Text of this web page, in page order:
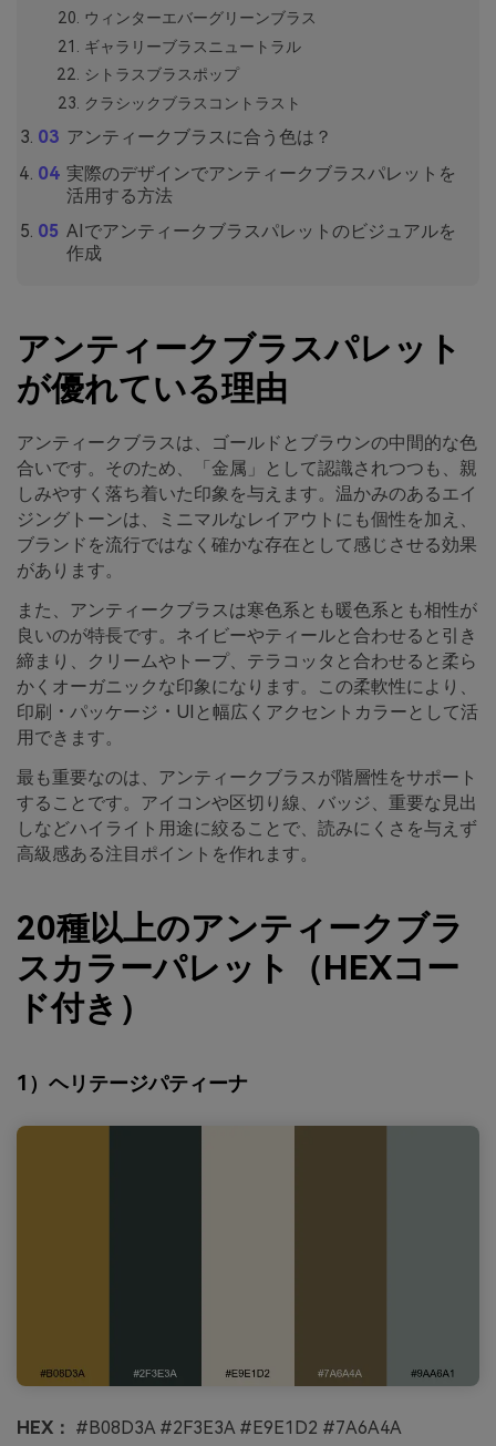
ウィンターエバーグリーンブラス
ギャラリーブラスニュートラル
シトラスブラスポップ
クラシックブラスコントラスト
アンティークブラスに合う色は？
実際のデザインでアンティークブラスパレットを
活用する方法
AIでアンティークブラスパレットのビジュアルを
作成
アンティークブラスパレット
が優れている理由
アンティークブラスは、ゴールドとブラウンの中間的な色
合いです。そのため、「金属」として認識されつつも、親
しみやすく落ち着いた印象を与えます。温かみのあるエイ
ジングトーンは、ミニマルなレイアウトにも個性を加え、
ブランドを流行ではなく確かな存在として感じさせる効果
があります。
また、アンティークブラスは寒色系とも暖色系とも相性が
良いのが特長です。ネイビーやティールと合わせると引き
締まり、クリームやトープ、テラコッタと合わせると柔ら
かくオーガニックな印象になります。この柔軟性により、
印刷・パッケージ・UIと幅広くアクセントカラーとして活
用できます。
最も重要なのは、アンティークブラスが階層性をサポート
することです。アイコンや区切り線、バッジ、重要な見出
しなどハイライト用途に絞ることで、読みにくさを与えず
高級感ある注目ポイントを作れます。
20種以上のアンティークブラ
スカラーパレット（HEXコー
ド付き）
1）ヘリテージパティーナ
HEX： #B08D3A #2F3E3A #E9E1D2 #7A6A4A